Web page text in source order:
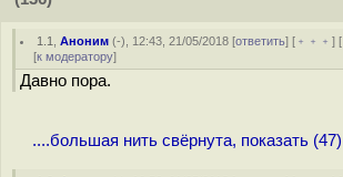
1.1 ,Аноним (-), 12:43, 21/05/2018 [ответить] [ ﹢﹢﹢] [
[к модератору]
Давно пора.
....большая нить свёрнута, показать (47)